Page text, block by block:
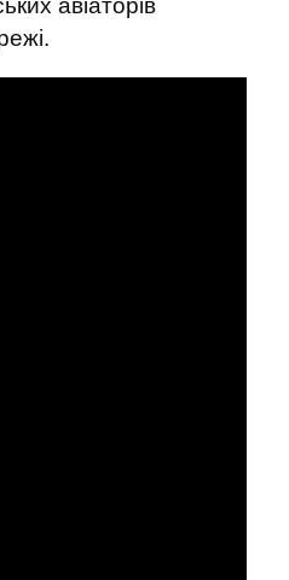
авіаторів